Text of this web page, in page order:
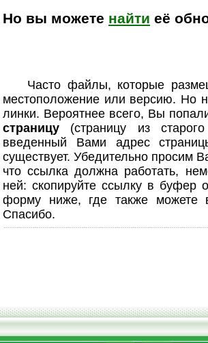
Но вы можете найти её
Часто файлы, которые
местоположение или версию. Но
линки. Вероятнее всего, Вы
страницу (страницу из
введенный Вами адрес
существует. Убедительно просим
что ссылка должна работать,
ней: скопируйте ссылку в буфер
форму ниже, где также можете
Спасибо.